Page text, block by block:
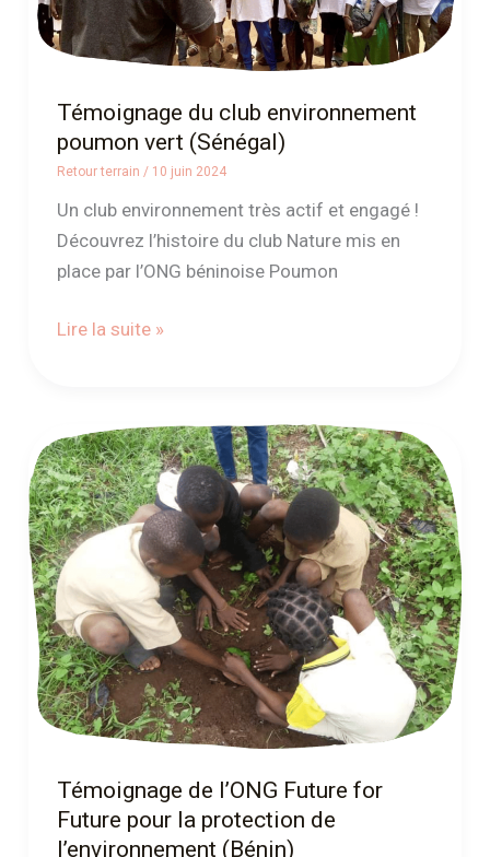
Témoignage du club environnement
poumon vert (Sénégal)
Retour terrain / 10 juin 2024
Un club environnement très actif et engagé !
Découvrez l’histoire du club Nature mis en
place par l’ONG béninoise Poumon
Lire la suite »
Témoignage de l’ONG Future for
Future pour la protection de
l’environnement (Bénin)
Témoignage
de
l’ONG
Future
for
Future
pour
la
protection
de
l’environnement